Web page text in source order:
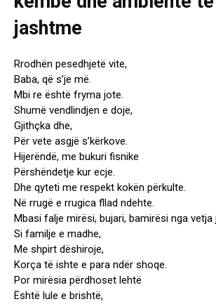
Rrodhën pesedhjetë vite,
Baba, që s’je më.
Mbi re është fryma jote.
Shumë vendlindjen e doje,
Gjithçka dhe,
Për vete asgjë s’kërkove.
Hijerëndë, me bukuri fisnike
Përshëndetje kur ecje.
Dhe qyteti me respekt kokën përkulte.
Në rrugë e rrugica fllad ndehte.
Mbasi falje mirësi, bujari, bamirësi nga vetja
Si familje e madhe,
Me shpirt dëshiroje,
Korça të ishte e para ndër shoqe.
Por mirësia përdhoset lehtë
Është lule e brishtë,